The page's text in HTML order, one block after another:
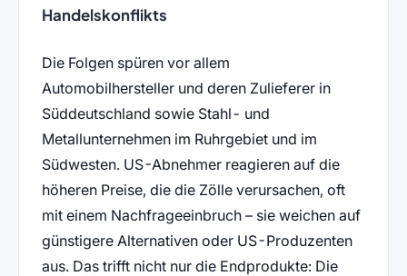
Handelskonflikts
Die Folgen spüren vor allem
Automobilhersteller und deren Zulieferer in
Süddeutschland sowie Stahl- und
Metallunternehmen im Ruhrgebiet und im
Südwesten. US-Abnehmer reagieren auf die
höheren Preise, die die Zölle verursachen, oft
mit einem Nachfrageeinbruch – sie weichen auf
günstigere Alternativen oder US-Produzenten
aus. Das trifft nicht nur die Endprodukte: Die